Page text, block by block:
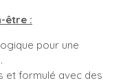
être :
pour une
et formulé avec des